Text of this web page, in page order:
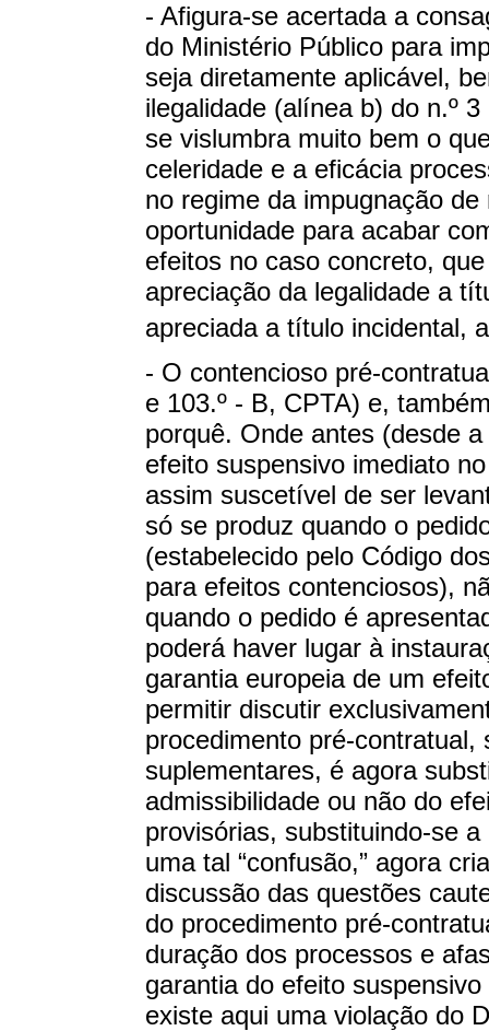
- Afigura-se acertada a
do Ministério Público para
seja diretamente aplicável,
ilegalidade (alínea b) do n.º
se vislumbra muito bem o
celeridade e a eficácia
no regime da impugnação
oportunidade para acabar
efeitos no caso concreto,
apreciação da legalidade a
apreciada a título incidental,
- O contencioso pré-
e 103.º - B, CPTA) e,
porquê. Onde antes (desde
efeito suspensivo imediato
assim suscetível de ser
só se produz quando o
(estabelecido pelo Código
para efeitos contenciosos),
quando o pedido é
poderá haver lugar à
garantia europeia de um
permitir discutir
procedimento pré-
suplementares, é agora
admissibilidade ou não do
provisórias, substituindo-se
uma tal “confusão,” agora
discussão das questões
do procedimento pré-
duração dos processos e
garantia do efeito
existe aqui uma violação do